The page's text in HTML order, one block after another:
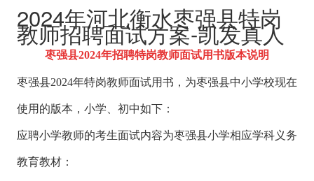
2024年河北衡水枣强县特岗
教师招聘面试方案-凯发真人
枣强县2024年招聘特岗教师面试用书版本说明
枣强县2024年特岗教师面试用书，为枣强县中小学校现在
使用的版本，小学、初中如下：
应聘小学教师的考生面试内容为枣强县小学相应学科义务
教育教材：